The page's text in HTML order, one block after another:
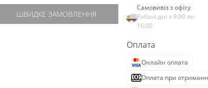
ШВИДКЕ ЗАМОВЛЕННЯ
Самовивіз з офісу
Робочі дні з 9:00 по
16:00
Оплата
Онлайн оплата
Оплата при